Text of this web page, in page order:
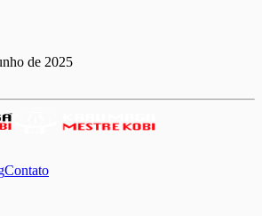
de 2025
Contato